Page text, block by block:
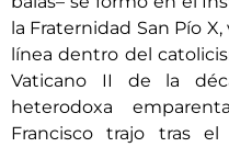
la Fraternidad San Pío
línea dentro del
Vaticano II de la
heterodoxa
Francisco trajo tras